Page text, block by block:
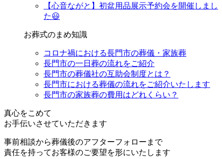
【心音ながと】初盆用品展示予約会を開催しまし
た😃
お葬式のまめ知識
コロナ禍における長門市の葬儀・家族葬
長門市の一日葬の流れをご紹介
長門市の葬儀社の互助会制度とは？
長門市における葬儀の流れをご紹介いたします
長門市の家族葬の費用はどれくらい？
真心をこめて
お手伝いさせていただきます
事前相談から葬儀後のアフターフォローまで
責任を持ってお客様のご要望を形にいたします